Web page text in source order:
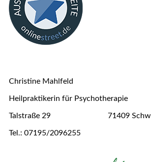
Christine Mahlfeld
Heilpraktikerin für Psychotherapie
Talstraße 29 71409
Tel.: 07195/2096255